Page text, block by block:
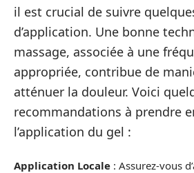
il est crucial de suivre
d’application. Une bonne
massage, associée à une
appropriée, contribue de
atténuer la douleur. Voici
recommandations à prendre
l’application du gel :
Application Locale : Assurez-vous